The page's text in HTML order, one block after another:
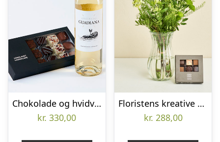
Chokolade og hvidvin gave – Send blomster med Bloomit
kr. 330,00
Floristens kreative buket i lyse nuancer med CHO CHO 9 stk.
kr. 288,00